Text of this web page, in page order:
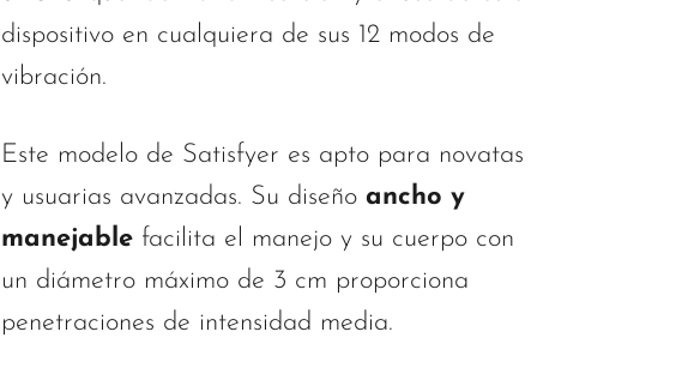
dispositivo en cualquiera de sus 12 modos de
vibración.
Este modelo de Satisfyer es apto para novatas
y usuarias avanzadas. Su diseño ancho y
manejable facilita el manejo y su cuerpo con
un diámetro máximo de 3 cm proporciona
penetraciones de intensidad media.